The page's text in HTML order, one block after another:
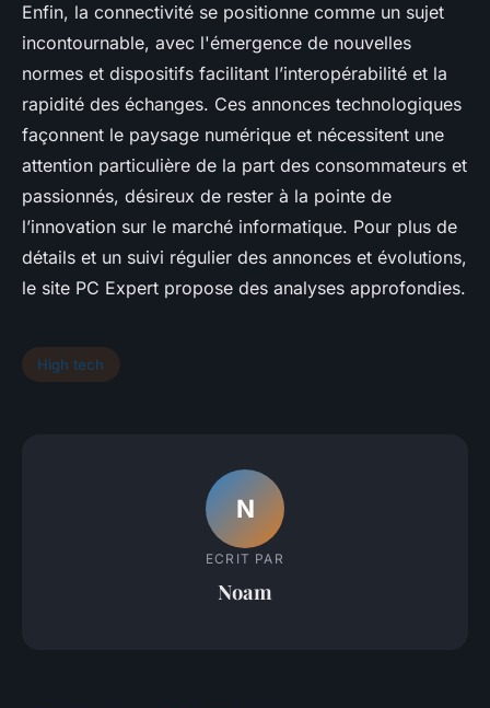
Enfin, la connectivité se positionne comme un sujet
incontournable, avec l'émergence de nouvelles
normes et dispositifs facilitant l’interopérabilité et la
rapidité des échanges. Ces annonces technologiques
façonnent le paysage numérique et nécessitent une
attention particulière de la part des consommateurs et
passionnés, désireux de rester à la pointe de
l’innovation sur le marché informatique. Pour plus de
détails et un suivi régulier des annonces et évolutions,
le site PC Expert propose des analyses approfondies.
High tech
N
ECRIT PAR
Noam